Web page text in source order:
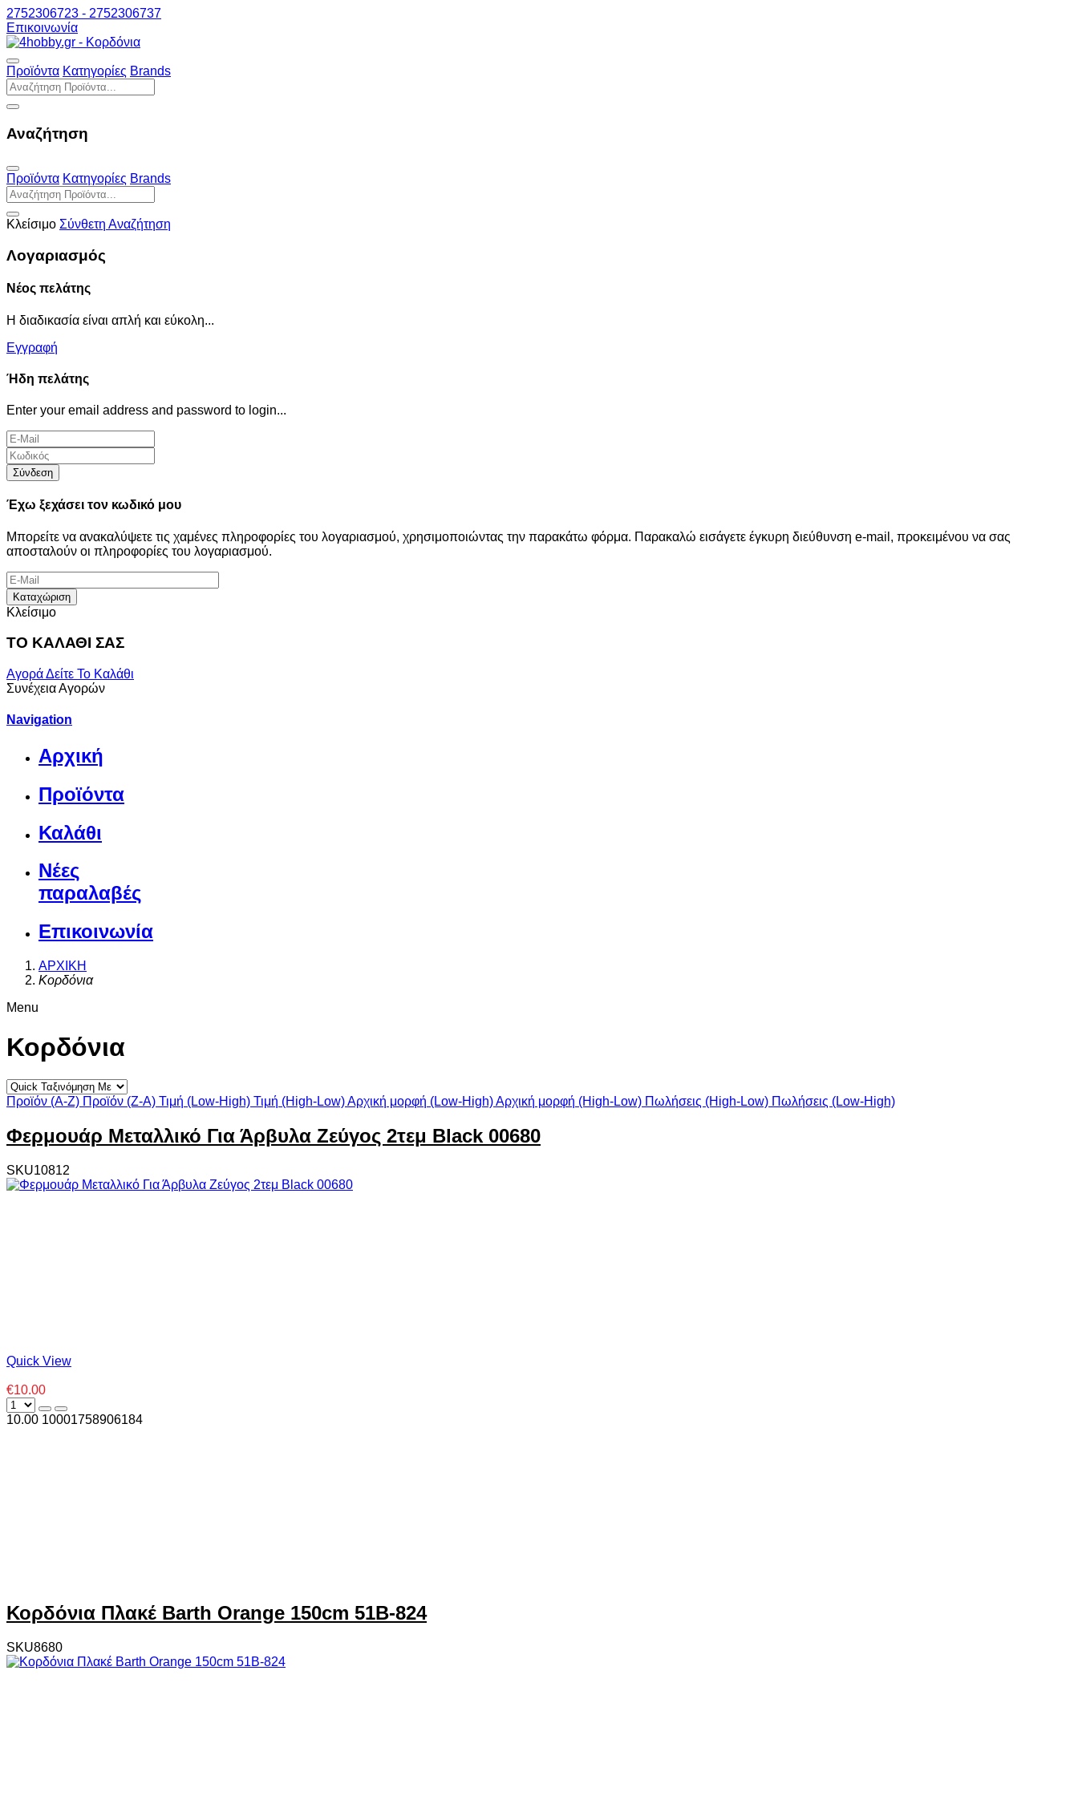
2752306723 - 2752306737
Επικοινωνία
Προϊόντα Κατηγορίες Brands
Αναζήτηση
Προϊόντα Κατηγορίες Brands
Κλείσιμο Σύνθετη Αναζήτηση
Λογαριασμός
Νέος πελάτης
Η διαδικασία είναι απλή και εύκολη...
Εγγραφή
Ήδη πελάτης
Enter your email address and password to login...
Σύνδεση
Έχω ξεχάσει τον κωδικό μου
Μπορείτε να ανακαλύψετε τις χαμένες πληροφορίες του λογαριασμού, χρησιμοποιώντας την παρακάτω φόρμα. Παρακαλώ εισάγετε έγκυρη διεύθυνση e-mail, προκειμένου να σας
αποσταλούν οι πληροφορίες του λογαριασμού.
Καταχώριση
Κλείσιμο
ΤΟ ΚΑΛΑΘΙ ΣΑΣ
ΑγοράΔείτε Το Καλάθι
Συνέχεια Αγορών
Navigation
Αρχική
Προϊόντα
Καλάθι
Νέες
παραλαβές
Επικοινωνία
ΑΡΧΙΚΗ
Κορδόνια
Menu
Κορδόνια
Προϊόν (A-Z) Προϊόν (Z-A) Τιμή (Low-High) Τιμή (High-Low)Αρχική μορφή (Low-High)Αρχική μορφή (High-Low) Πωλήσεις (High-Low) Πωλήσεις (Low-High)
Φερμουάρ Μεταλλικό Για Άρβυλα Ζεύγος 2τεμ Black 00680
SKU10812
Quick View
€10.00
10.00 10001758906184
Κορδόνια Πλακέ Barth Orange 150cm 51B-824
SKU8680